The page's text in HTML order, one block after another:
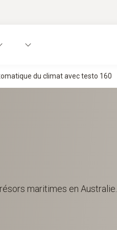
du climat avec testo 160
maritimes en Australie.